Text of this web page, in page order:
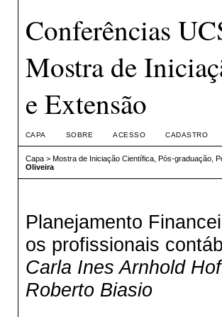
Conferências
Mostra de
e Extensão
CAPA SOBRE ACESSO CADASTRO
Capa> Mostra de Iniciação Científica, Pós-graduação,
Oliveira
Planejamento
os profissionais
Carla Ines Arnhold
Roberto Biasio